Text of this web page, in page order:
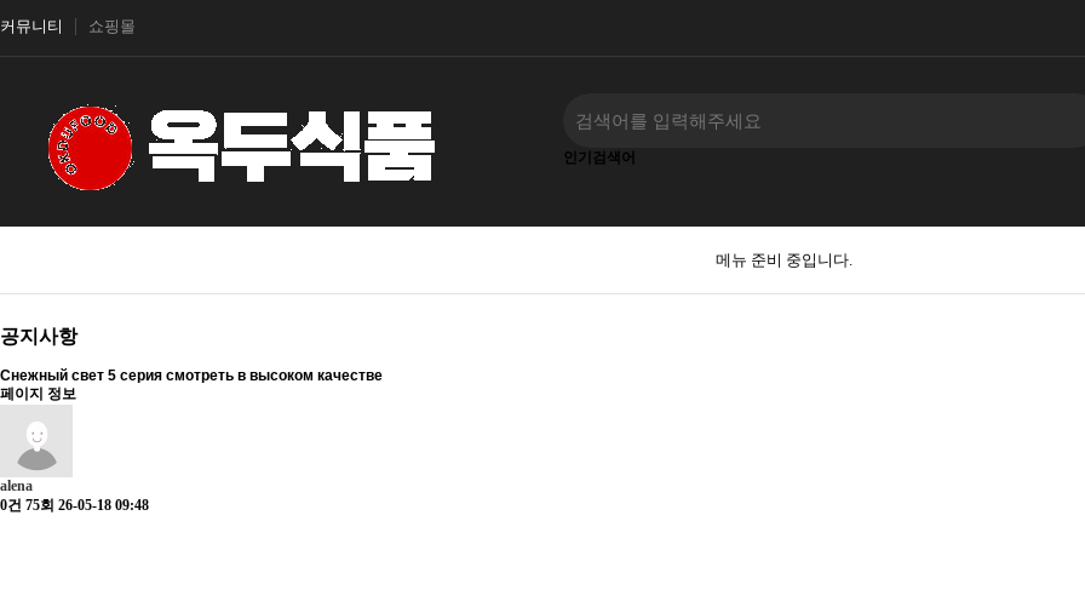
커뮤니티 쇼핑몰
인기검색어
메뉴 준비 중입니다.
공지사항
Снежный свет 5 серия смотреть в высоком качестве
페이지 정보
alena
0건 75회 26-05-18 09:48